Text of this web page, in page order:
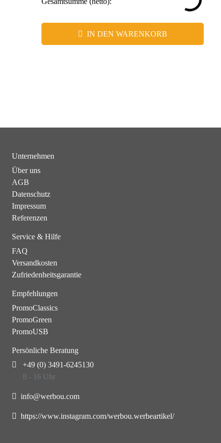
IN DEN WARENKORB
Unternehmen
Über uns
AGB
Datenschutz
Impressum
Referenzen
Service & Hilfe
FAQ
Versandkosten
Zufriedenheitsgarantie
Empfehlungen
PromoClassics
PromoGreen
PromoUSB
Persönliche Beratung
+49 (0) 3491-6245130
8 - 16 Uhr
info@werbou.com
https://www.instagram.com/werbou.werbeartikel/